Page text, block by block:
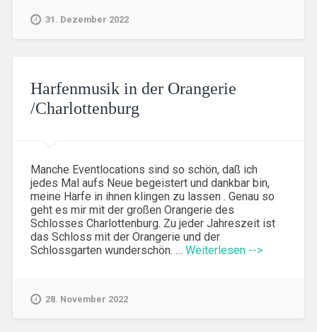
31. Dezember 2022
Harfenmusik in der Orangerie
/Charlottenburg
Manche Eventlocations sind so schön, daß ich
jedes Mal aufs Neue begeistert und dankbar bin,
meine Harfe in ihnen klingen zu lassen . Genau so
geht es mir mit der großen Orangerie des
Schlosses Charlottenburg. Zu jeder Jahreszeit ist
das Schloss mit der Orangerie und der
Schlossgarten wunderschön. … Weiterlesen -->
28. November 2022